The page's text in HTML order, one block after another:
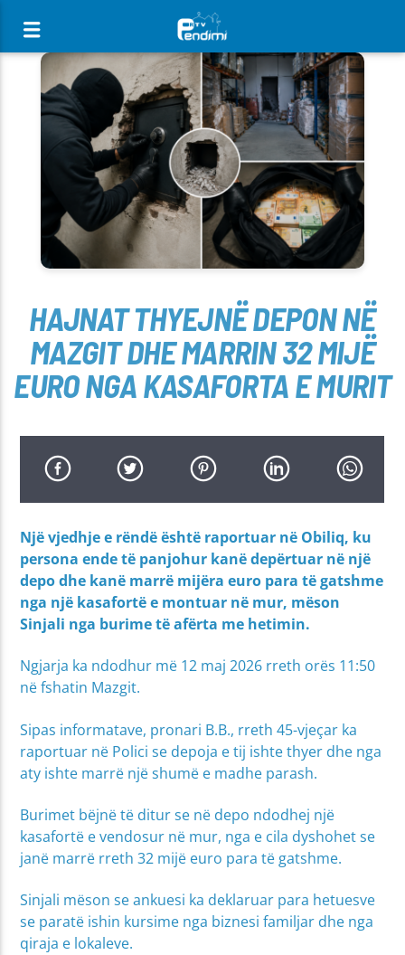
[There are no radio stations in the database]
HAJNAT THYEJNË DEPON NË
MAZGIT DHE MARRIN 32 MIJË
EURO NGA KASAFORTA E MURIT
Një vjedhje e rëndë është raportuar në Obiliq, ku
persona ende të panjohur kanë depërtuar në një
depo dhe kanë marrë mijëra euro para të gatshme
nga një kasafortë e montuar në mur, mëson
Sinjali nga burime të afërta me hetimin.
Ngjarja ka ndodhur më 12 maj 2026 rreth orës 11:50
në fshatin Mazgit.
Sipas informatave, pronari B.B., rreth 45-vjeçar ka
raportuar në Polici se depoja e tij ishte thyer dhe nga
aty ishte marrë një shumë e madhe parash.
Burimet bëjnë të ditur se në depo ndodhej një
kasafortë e vendosur në mur, nga e cila dyshohet se
janë marrë rreth 32 mijë euro para të gatshme.
Sinjali mëson se ankuesi ka deklaruar para hetuesve
se paratë ishin kursime nga biznesi familjar dhe nga
qiraja e lokaleve.